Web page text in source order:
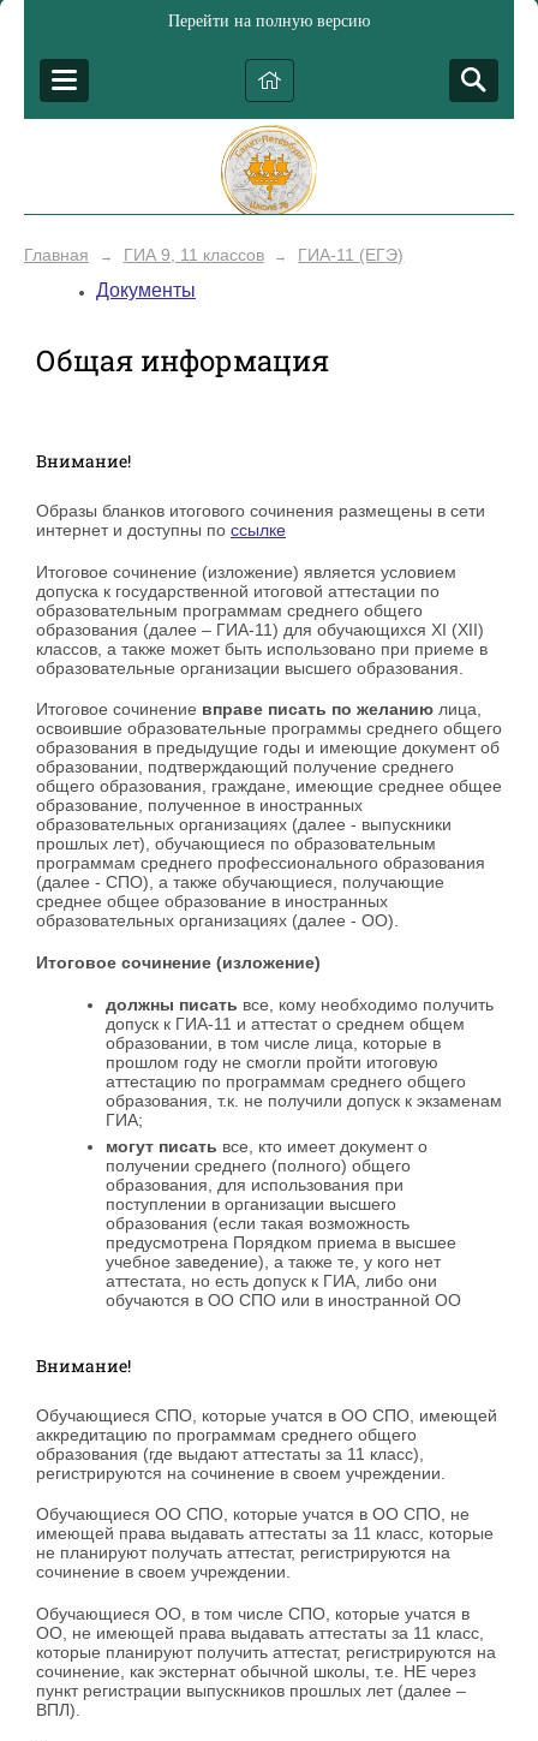
Перейти на полную версию
Главная → ГИА 9, 11 классов → ГИА-11 (ЕГЭ)
Документы
Общая информация
Внимание!
Образы бланков итогового сочинения размещены в сети
интернет и доступны по ссылке
Итоговое сочинение (изложение) является условием
допуска к государственной итоговой аттестации по
образовательным программам среднего общего
образования (далее – ГИА-11) для обучающихся XI (XII)
классов, а также может быть использовано при приеме в
образовательные организации высшего образования.
Итоговое сочинение вправе писать по желанию лица,
освоившие образовательные программы среднего общего
образования в предыдущие годы и имеющие документ об
образовании, подтверждающий получение среднего
общего образования, граждане, имеющие среднее общее
образование, полученное в иностранных
образовательных организациях (далее - выпускники
прошлых лет), обучающиеся по образовательным
программам среднего профессионального образования
(далее - СПО), а также обучающиеся, получающие
среднее общее образование в иностранных
образовательных организациях (далее - ОО).
Итоговое сочинение (изложение)
должны писать все, кому необходимо получить
допуск к ГИА-11 и аттестат о среднем общем
образовании, в том числе лица, которые в
прошлом году не смогли пройти итоговую
аттестацию по программам среднего общего
образования, т.к. не получили допуск к экзаменам
ГИА;
могут писать все, кто имеет документ о
получении среднего (полного) общего
образования, для использования при
поступлении в организации высшего
образования (если такая возможность
предусмотрена Порядком приема в высшее
учебное заведение), а также те, у кого нет
аттестата, но есть допуск к ГИА, либо они
обучаются в ОО СПО или в иностранной ОО
Внимание!
Обучающиеся СПО, которые учатся в ОО СПО, имеющей
аккредитацию по программам среднего общего
образования (где выдают аттестаты за 11 класс),
регистрируются на сочинение в своем учреждении.
Обучающиеся ОО СПО, которые учатся в ОО СПО, не
имеющей права выдавать аттестаты за 11 класс, которые
не планируют получать аттестат, регистрируются на
сочинение в своем учреждении.
Обучающиеся ОО, в том числе СПО, которые учатся в
ОО, не имеющей права выдавать аттестаты за 11 класс,
которые планируют получить аттестат, регистрируются на
сочинение, как экстернат обычной школы, т.е. НЕ через
пункт регистрации выпускников прошлых лет (далее –
ВПЛ).